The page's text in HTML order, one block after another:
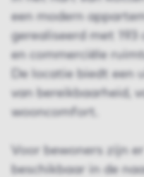
een modern
gerealiseerd met
en commerciële
De locatie biedt een
van bereikbaarheid,
wooncomfort.
Voor bewoners zijn
beschikbaar in de